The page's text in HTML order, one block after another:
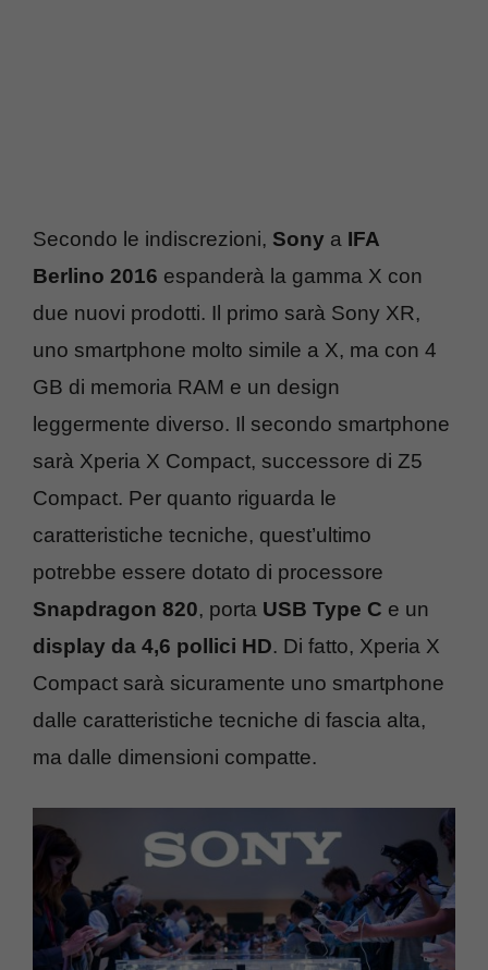
Secondo le indiscrezioni, Sony a IFA
Berlino 2016 espanderà la gamma X con
due nuovi prodotti. Il primo sarà Sony XR,
uno smartphone molto simile a X, ma con 4
GB di memoria RAM e un design
leggermente diverso. Il secondo smartphone
sarà Xperia X Compact, successore di Z5
Compact. Per quanto riguarda le
caratteristiche tecniche, quest’ultimo
potrebbe essere dotato di processore
Snapdragon 820, porta USB Type C e un
display da 4,6 pollici HD. Di fatto, Xperia X
Compact sarà sicuramente uno smartphone
dalle caratteristiche tecniche di fascia alta,
ma dalle dimensioni compatte.